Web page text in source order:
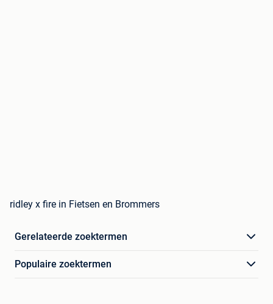
ridley x fire in Fietsen en Brommers
Gerelateerde zoektermen
Populaire zoektermen